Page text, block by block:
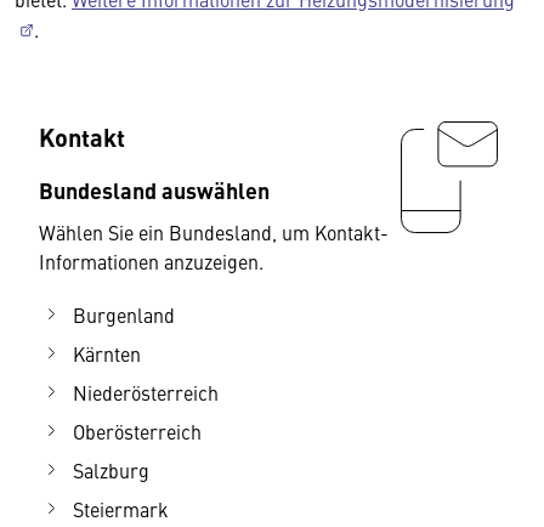
.
Kontakt
Bundesland auswählen
Wählen Sie ein Bundesland, um Kontakt-
Informationen anzuzeigen.
Burgenland
Kärnten
Niederösterreich
Oberösterreich
Salzburg
Steiermark